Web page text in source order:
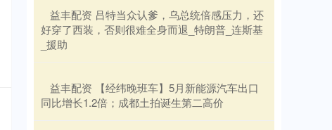
​益丰配资 吕特当众认爹，乌总统倍感压力，还
好穿了西装，否则很难全身而退_特朗普_连斯基
_援助
​益丰配资 【经纬晚班车】5月新能源汽车出口
同比增长1.2倍；成都土拍诞生第二高价